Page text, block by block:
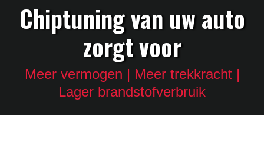
Chiptuning van uw auto
zorgt voor
Meer vermogen | Meer trekkracht |
Lager brandstofverbruik